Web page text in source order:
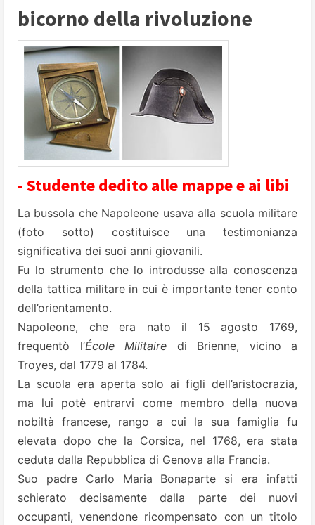
bicorno della rivoluzione
- Studente dedito alle mappe e ai libi
La bussola che Napoleone usava alla scuola militare
(foto sotto) costituisce una testimonianza
significativa dei suoi anni giovanili.
Fu lo strumento che lo introdusse alla conoscenza
della tattica militare in cui è importante tener conto
dell’orientamento.
Napoleone, che era nato il 15 agosto 1769,
frequentò l’École Militaire di Brienne, vicino a
Troyes, dal 1779 al 1784.
La scuola era aperta solo ai figli dell’aristocrazia,
ma lui potè entrarvi come membro della nuova
nobiltà francese, rango a cui la sua famiglia fu
elevata dopo che la Corsica, nel 1768, era stata
ceduta dalla Repubblica di Genova alla Francia.
Suo padre Carlo Maria Bonaparte si era infatti
schierato decisamente dalla parte dei nuovi
occupanti, venendone ricompensato con un titolo